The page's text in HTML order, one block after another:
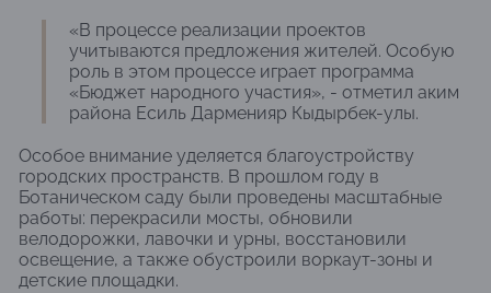
«В процессе реализации проектов
учитываются предложения жителей. Особую
роль в этом процессе играет программа
«Бюджет народного участия», - отметил аким
района Есиль Дарменияр Кыдырбек-улы.
Особое внимание уделяется благоустройству
городских пространств. В прошлом году в
Ботаническом саду были проведены масштабные
работы: перекрасили мосты, обновили
велодорожки, лавочки и урны, восстановили
освещение, а также обустроили воркаут-зоны и
детские площадки.